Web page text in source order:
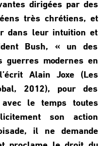
dirigées par des
très chrétiens, et
dans leur intuition et
Bush, « un des
guerres modernes en
Alain Joxe (Les
2012), pour des
le temps toutes
son action
il ne demande